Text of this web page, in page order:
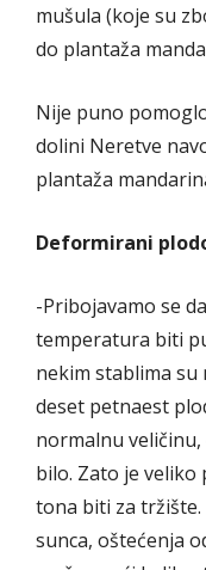
mušula (koje su
do plantaža
Nije puno
dolini Neretve
plantaža
Deformirani
-Pribojavamo se
temperatura biti
nekim stablima su
deset petnaest
normalnu
bilo. Zato je veliko
tona biti za
sunca, oštećenja